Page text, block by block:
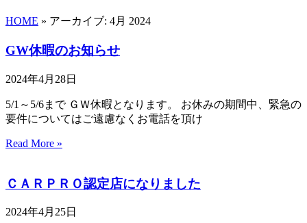
HOME » アーカイブ: 4月 2024
GW休暇のお知らせ
2024年4月28日
5/1～5/6まで ＧＷ休暇となります。 お休みの期間中、緊急の
要件についてはご遠慮なくお電話を頂け
Read More »
ＣＡＲＰＲＯ認定店になりました
2024年4月25日